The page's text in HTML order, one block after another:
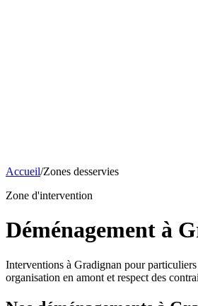
Accueil/Zones desservies
Zone d'intervention
Déménagement à
Interventions à Gradignan pour
organisation en amont et respect des